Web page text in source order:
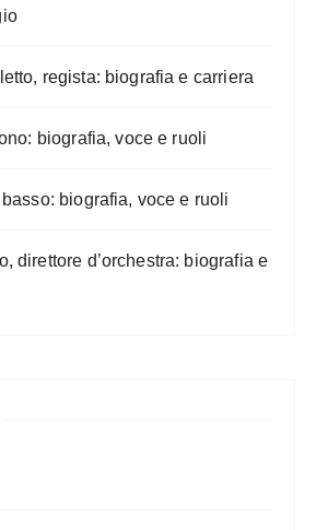
regista: biografia e carriera
biografia, voce e ruoli
biografia, voce e ruoli
direttore d’orchestra: biografia e